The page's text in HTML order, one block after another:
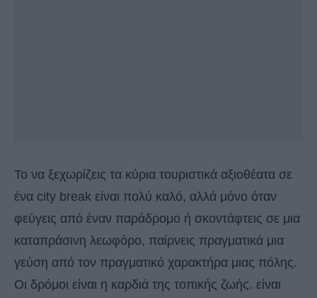
Το να ξεχωρίζεις τα κύρια τουριστικά αξιοθέατα σε
ένα city break είναι πολύ καλό, αλλά μόνο όταν
φεύγεις από έναν παράδρομο ή σκοντάφτεις σε μια
καταπράσινη λεωφόρο, παίρνεις πραγματικά μια
γεύση από τον πραγματικό χαρακτήρα μιας πόλης.
Οι δρόμοι είναι η καρδιά της τοπικής ζωής. είναι